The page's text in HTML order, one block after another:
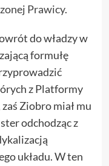
Prawicy.
do władzy w
formułę
z Platformy
Ziobro miał mu
odchodząc z
układu. W ten